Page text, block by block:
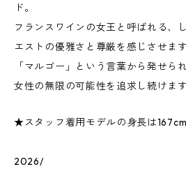
ド。
フランスワインの女王と呼ばれる、
エストの優雅さと尊厳を感じさせます
「マルゴー」という言葉から発せら
女性の無限の可能性を追求し続けます
★スタッフ着用モデルの身長は167cm
2026/